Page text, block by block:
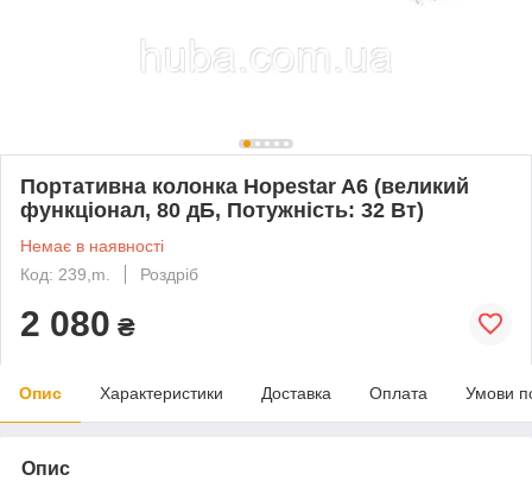
Портативна колонка Hopestar A6 (великий
функціонал, 80 дБ, Потужність: 32 Вт)
Немає в наявності
Код: 239,m.
Роздріб
2 080 ₴
Опис Характеристики Доставка Оплата Умови
Опис